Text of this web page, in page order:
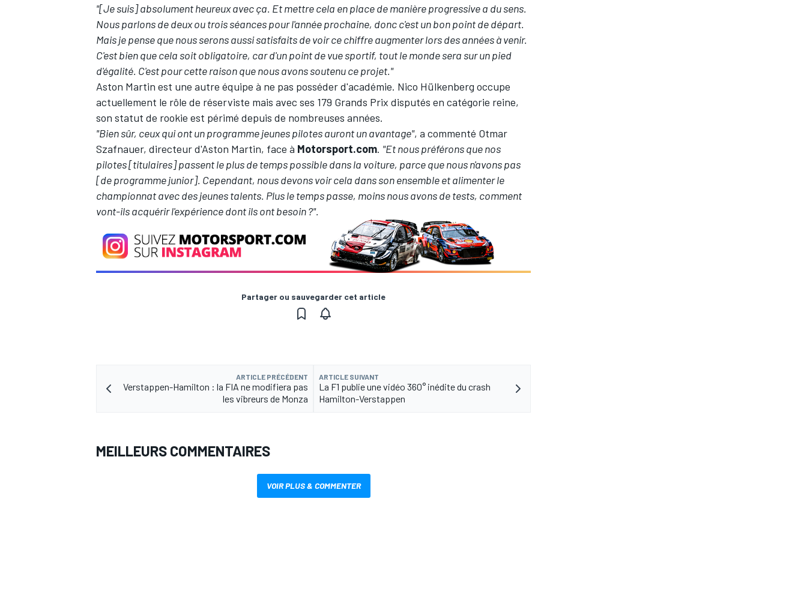
"[Je suis] absolument heureux avec ça. Et mettre cela en place de manière progressive a du sens.
Nous parlons de deux ou trois séances pour l'année prochaine, donc c'est un bon point de départ.
Mais je pense que nous serons aussi satisfaits de voir ce chiffre augmenter lors des années à venir.
C'est bien que cela soit obligatoire, car d'un point de vue sportif, tout le monde sera sur un pied
d'égalité. C'est pour cette raison que nous avons soutenu ce projet."
Aston Martin est une autre équipe à ne pas posséder d'académie. Nico Hülkenberg occupe
actuellement le rôle de réserviste mais avec ses 179 Grands Prix disputés en catégorie reine,
son statut de rookie est périmé depuis de nombreuses années.
"Bien sûr, ceux qui ont un programme jeunes pilotes auront un avantage", a commenté Otmar
Szafnauer, directeur d'Aston Martin, face à Motorsport.com. "Et nous préférons que nos
pilotes [titulaires] passent le plus de temps possible dans la voiture, parce que nous n'avons pas
[de programme junior]. Cependant, nous devons voir cela dans son ensemble et alimenter le
championnat avec des jeunes talents. Plus le temps passe, moins nous avons de tests, comment
vont-ils acquérir l'expérience dont ils ont besoin ?".
Partager ou sauvegarder cet article
ARTICLE PRÉCÉDENT
Verstappen-Hamilton : la FIA ne modifiera pas
les vibreurs de Monza
ARTICLE SUIVANT
La F1 publie une vidéo 360° inédite du crash
Hamilton-Verstappen
MEILLEURS COMMENTAIRES
VOIR PLUS & COMMENTER